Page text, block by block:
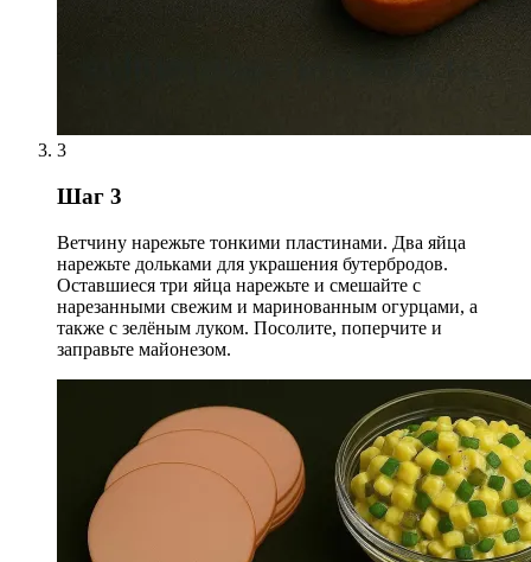
3
Шаг 3
Ветчину нарежьте тонкими пластинами. Два яйца
нарежьте дольками для украшения бутербродов.
Оставшиеся три яйца нарежьте и смешайте с
нарезанными свежим и маринованным огурцами, а
также с зелёным луком. Посолите, поперчите и
заправьте майонезом.